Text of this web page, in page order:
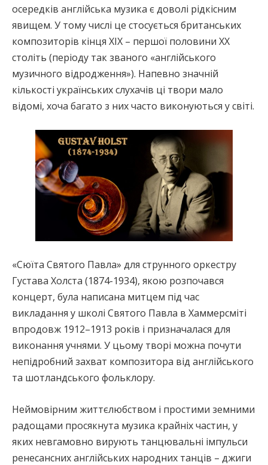
осередків англійська музика є доволі рідкісним
явищем. У тому числі це стосується британських
композиторів кінця ХІХ – першої половини ХХ
століть (періоду так званого «англійського
музичного відродження»). Напевно значній
кількості українських слухачів ці твори мало
відомі, хоча багато з них часто виконуються у світі.
«Сюїта Святого Павла» для струнного оркестру
Густава Холста (1874-1934), якою розпочався
концерт, була написана митцем під час
викладання у школі Святого Павла в Хаммерсміті
впродовж 1912–1913 років і призначалася для
виконання учнями. У цьому творі можна почути
непідробний захват композитора від англійського
та шотландського фольклору.
Неймовірним життєлюбством і простими земними
радощами просякнута музика крайніх частин, у
яких невгамовно вирують танцювальні імпульси
ренесансних англійських народних танців – джиги